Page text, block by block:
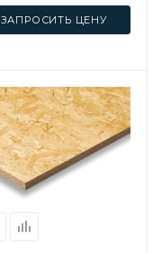
ЗАПРОСИТЬ ЦЕНУ